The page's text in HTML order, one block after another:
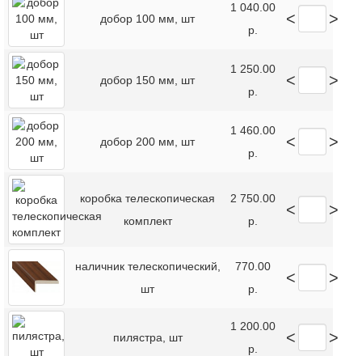
добор 100 мм, шт
1 040.00
р.
< >
добор 150 мм, шт
1 250.00
р.
< >
добор 200 мм, шт
1 460.00
р.
< >
коробка телескопическая
комплект
2 750.00
р.
< >
наличник телескопический,
шт
770.00
р.
< >
пилястра, шт
1 200.00
р.
< >